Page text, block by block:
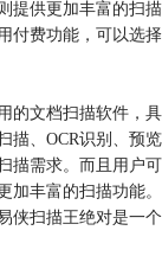
提供更加丰富的扫描
付费功能，可以选择
的文档扫描软件，具
描、OCR识别、预览
描需求。而且用户可
加丰富的扫描功能。
侠扫描王绝对是一个